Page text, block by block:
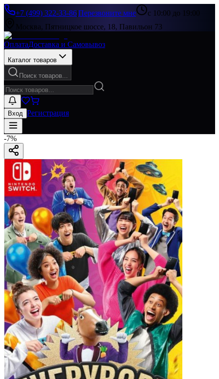
+7 (499) 322-33-86|Перезвоните мне
с 10:00 до 19:00
Москва, Пятницкое шоссе, 18, Павильон 73
ОплатаДоставка и Самовывоз
Каталог товаров
Поиск товаров...
Вход Регистрация
-7%